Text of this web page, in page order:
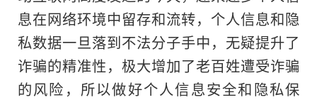
息在网络环境中留存和流转，个人信息和隐
私数据一旦落到不法分子手中，无疑提升了
诈骗的精准性，极大增加了老百姓遭受诈骗
的风险，所以做好个人信息安全和隐私保